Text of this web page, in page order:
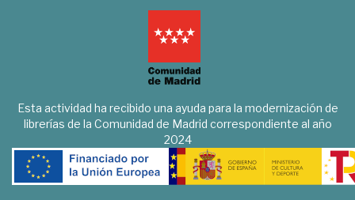
Esta actividad ha recibido una ayuda para la modernización de
librerías de la Comunidad de Madrid correspondiente al año
2024